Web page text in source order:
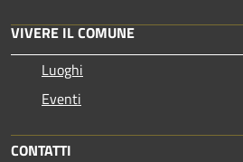
VIVERE IL COMUNE
Luoghi
Eventi
CONTATTI